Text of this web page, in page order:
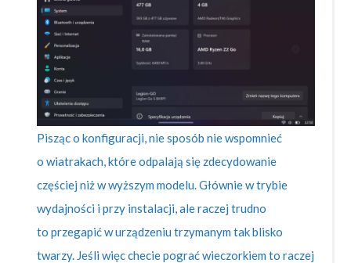
Pisząc o konfiguracji, nie sposób nie wspomnieć
o wiatrakach, które odpalają się zdecydowanie
częściej niż w wyższym modelu. Głównie w trybie
wydajności i przy instalacji, ale raczej trudno
to przegapić w urządzeniu trzymanym tak blisko
twarzy. Jeśli więc checie pograć wieczorkiem to raczej